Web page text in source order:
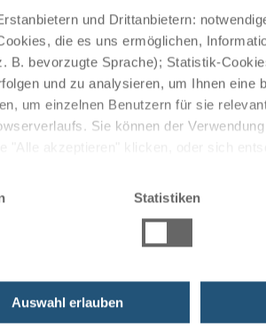
und Drittanbietern:
die es uns ermöglichen,
B. bevorzugte Sprache); Statistik-
und zu analysieren, um Ihnen eine
um einzelnen Benutzern für sie
Sie können der
Statistiken
Auswahl erlauben
der "Wacholderhain" und
Stein zu den bedeutendsten
ein weitgefächertes Angebot an
Sportbegeisterten im Urlaub ein
Menge kultureller